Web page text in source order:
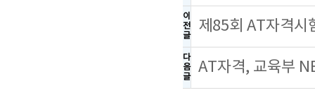
이
전
글
제85회 AT자격시
다
음
글
AT자격, 교육부